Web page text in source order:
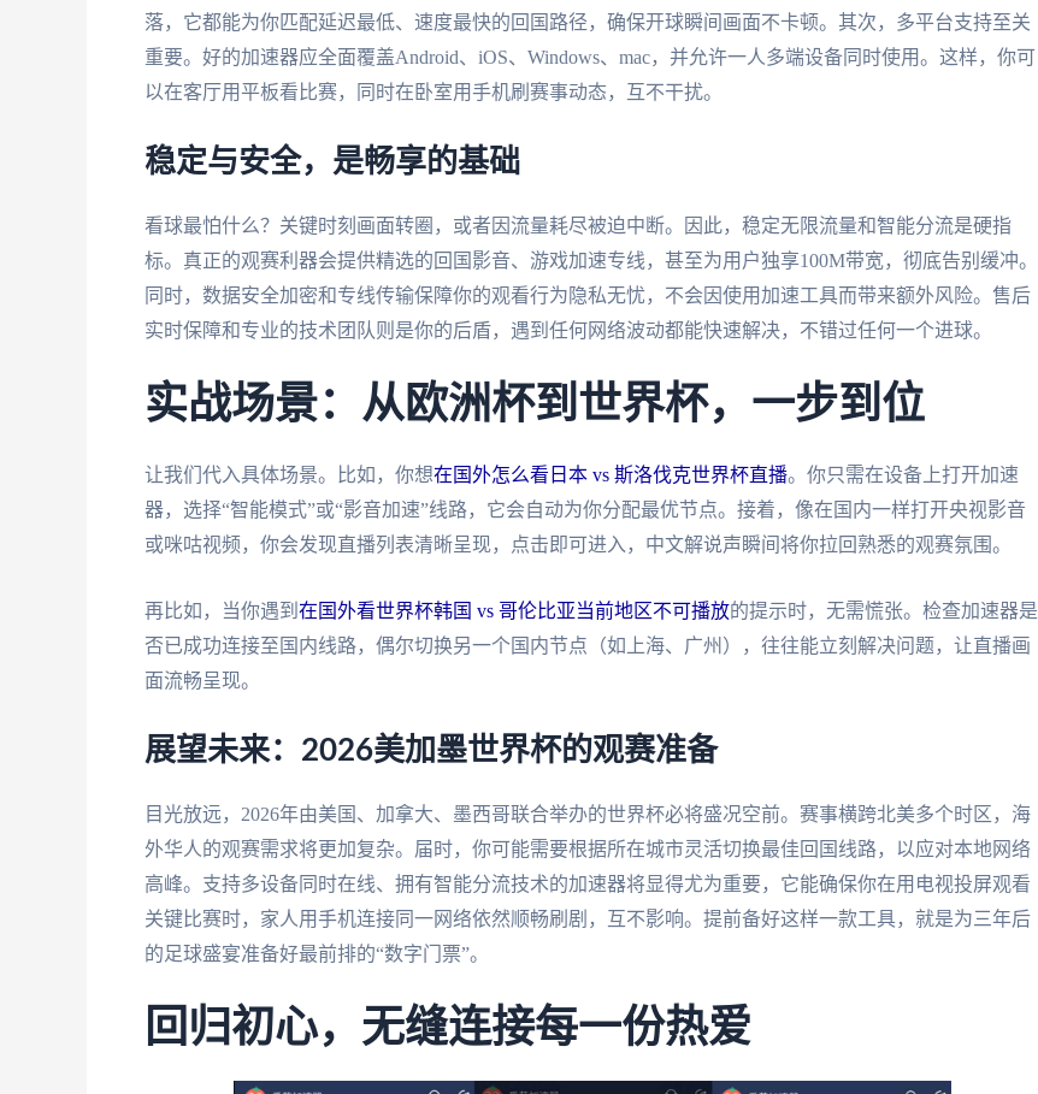
落，它都能为你匹配延迟最低、速度最快的回国路径，确保开球瞬间画面不卡顿。其次，多平台支持至关
重要。好的加速器应全面覆盖Android、iOS、Windows、mac，并允许一人多端设备同时使用。这样，你可
以在客厅用平板看比赛，同时在卧室用手机刷赛事动态，互不干扰。
稳定与安全，是畅享的基础
看球最怕什么？关键时刻画面转圈，或者因流量耗尽被迫中断。因此，稳定无限流量和智能分流是硬指
标。真正的观赛利器会提供精选的回国影音、游戏加速专线，甚至为用户独享100M带宽，彻底告别缓冲。
同时，数据安全加密和专线传输保障你的观看行为隐私无忧，不会因使用加速工具而带来额外风险。售后
实时保障和专业的技术团队则是你的后盾，遇到任何网络波动都能快速解决，不错过任何一个进球。
实战场景：从欧洲杯到世界杯，一步到位
让我们代入具体场景。比如，你想在国外怎么看日本 vs 斯洛伐克世界杯直播。你只需在设备上打开加速
器，选择“智能模式”或“影音加速”线路，它会自动为你分配最优节点。接着，像在国内一样打开央视影音
或咪咕视频，你会发现直播列表清晰呈现，点击即可进入，中文解说声瞬间将你拉回熟悉的观赛氛围。
再比如，当你遇到 在国外看世界杯韩国 vs 哥伦比亚当前地区不可播放的提示时，无需慌张。检查加速器是
否已成功连接至国内线路，偶尔切换另一个国内节点（如上海、广州），往往能立刻解决问题，让直播画
面流畅呈现。
展望未来：2026美加墨世界杯的观赛准备
目光放远，2026年由美国、加拿大、墨西哥联合举办的世界杯必将盛况空前。赛事横跨北美多个时区，海
外华人的观赛需求将更加复杂。届时，你可能需要根据所在城市灵活切换最佳回国线路，以应对本地网络
高峰。支持多设备同时在线、拥有智能分流技术的加速器将显得尤为重要，它能确保你在用电视投屏观看
关键比赛时，家人用手机连接同一网络依然顺畅刷剧，互不影响。提前备好这样一款工具，就是为三年后
的足球盛宴准备好最前排的“数字门票”。
回归初心，无缝连接每一份热爱